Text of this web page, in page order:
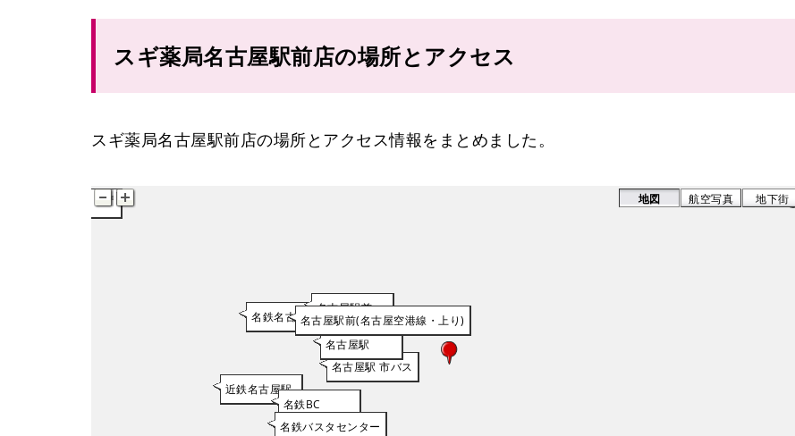
スギ薬局名古屋駅前店の場所とアクセス
スギ薬局名古屋駅前店の場所とアクセス情報をまとめました。
名鉄名古屋駅
近鉄名古屋駅
名古屋駅 市バス
名古屋駅
名古屋駅前
名古屋駅前(名古屋空港線・下り)
名古屋駅前(名古屋空港線・上り)
名鉄BC
名鉄バスタセンター
地図 航空写真 地下街